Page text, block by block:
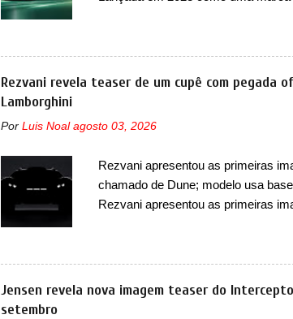
pegada mais off-road. E isso
Bao 5 e Bao 8, além do Tai 3 e Tai
vez no segmento de... sedãs.
primeiro três volumes da Fang
informações sobre o sedã, que terá
que o antecipou no Salão de
dianteira, o sedã conta com faróis
Rezvani revela teaser de um cupê com pegada
Lamborghini
Por Luis Noal agosto 03, 2026
Rezvani apresentou as primeiras
chamado de Dune; modelo usa
Rezvani apresentou as primeiras
que terá uma proposta off-road
tiveram, como o Porsche 911
modelo italiano tem grande parte
Huracán, o Dune nasce com uma
Jensen revela nova imagem teaser do
setembro